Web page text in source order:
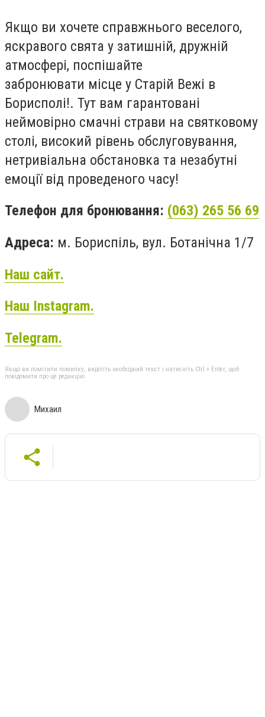
Якщо ви хочете справжнього веселого,
яскравого свята у затишній, дружній
атмосфері, поспішайте
забронювати місце у Старій Вежі в
Борисполі!. Тут вам гарантовані
неймовірно смачні страви на святковому
столі, високий рівень обслуговування,
нетривіальна обстановка та незабутні
емоції від проведеного часу!
Телефон для бронювання: (063) 265 56 69
Адреса: м. Бориспіль, вул. Ботанічна 1/7
Наш сайт.
Наш Instagram.
Telegram.
Якщо ви помітили помилку, виділіть необхідний текст і натисніть Ctrl + Enter, щоб
повідомити про це редакцію
Михаил